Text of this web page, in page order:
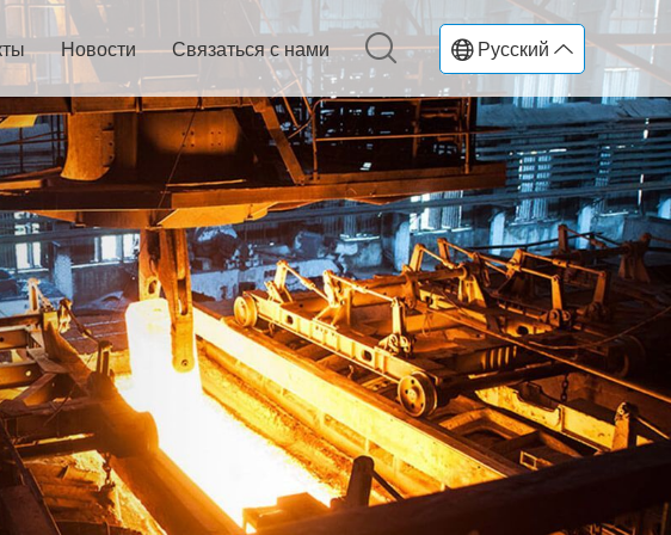
Русский
Новости Связаться с нами